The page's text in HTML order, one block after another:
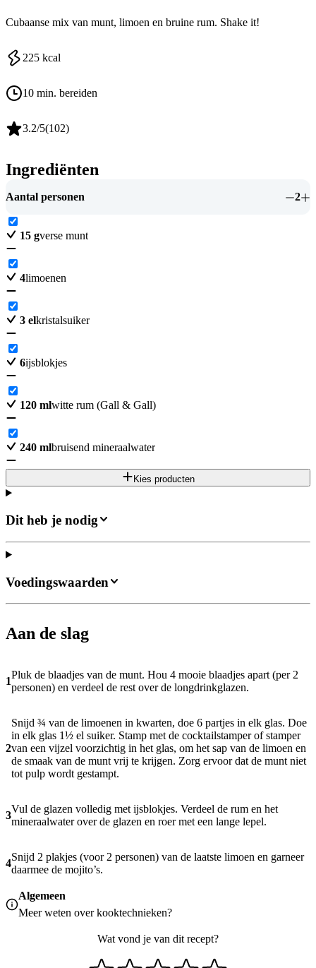
Cubaanse mix van munt, limoen en bruine rum. Shake it!
225 kcal
10 min. bereiden
3.2/5(102)
Ingrediënten
Aantal personen 2
15 gverse munt
4limoenen
3 elkristalsuiker
6ijsblokjes
120 mlwitte rum (Gall & Gall)
240 mlbruisend mineraalwater
Kies producten
Dit heb je nodig
Aan de slag
1
Pluk de blaadjes van de munt. Hou 4 mooie blaadjes apart (per 2
personen) en verdeel de rest over de longdrinkglazen.
2
Snijd ¾ van de limoenen in kwarten, doe 6 partjes in elk glas. Doe
in elk glas 1½ el suiker. Stamp met de cocktailstamper of stamper
van een vijzel voorzichtig in het glas, om het sap van de limoen en
de smaak van de munt vrij te krijgen. Zorg ervoor dat de munt niet
tot pulp wordt gestampt.
3
Vul de glazen volledig met ijsblokjes. Verdeel de rum en het
mineraalwater over de glazen en roer met een lange lepel.
4
Snijd 2 plakjes (voor 2 personen) van de laatste limoen en garneer
daarmee de mojito’s.
Algemeen
Meer weten overkooktechnieken?
Wat vond je van dit recept?
Voedingswaarden